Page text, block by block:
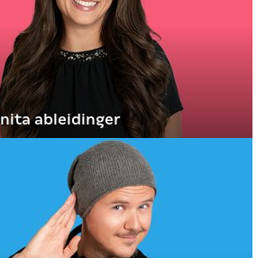
ableidinger